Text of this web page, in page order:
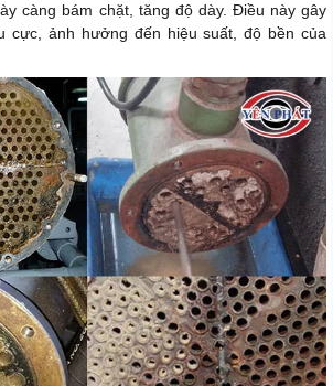
càng bám chặt, tăng độ dày. Điều này gây
cực, ảnh hưởng đến hiệu suất, độ bền của